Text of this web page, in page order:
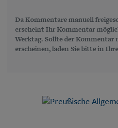
Da Kommentare manuell
erscheint Ihr Kommentar
Werktag. Sollte der Kommentar
erscheinen, laden Sie bitte in